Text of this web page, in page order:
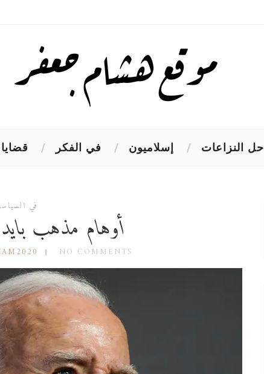
في الفكر إسلاميون حل النزاعات
في
أوهام مذهب
NO COMMENTS